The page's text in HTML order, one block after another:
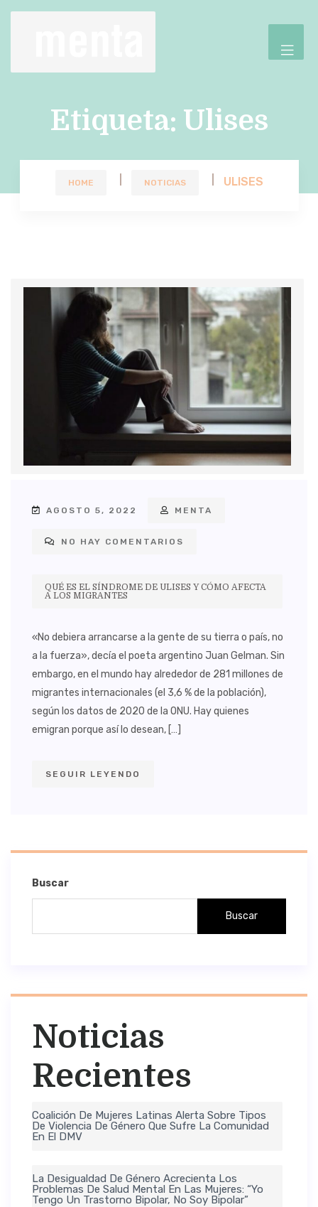
Etiqueta: Ulises
HOME NOTICIAS ULISES
AGOSTO 5, 2022 MENTA
NO HAY COMENTARIOS
QUÉ ES EL SÍNDROME DE ULISES Y CÓMO AFECTA
A LOS MIGRANTES
«No debiera arrancarse a la gente de su tierra o país, no
a la fuerza», decía el poeta argentino Juan Gelman. Sin
embargo, en el mundo hay alrededor de 281 millones de
migrantes internacionales (el 3,6 % de la población),
según los datos de 2020 de la ONU. Hay quienes
emigran porque así lo desean, […]
SEGUIR LEYENDO
Buscar
Buscar
Noticias
Recientes
Coalición De Mujeres Latinas Alerta Sobre Tipos
De Violencia De Género Que Sufre La Comunidad
En El DMV
La Desigualdad De Género Acrecienta Los
Problemas De Salud Mental En Las Mujeres: “Yo
Tengo Un Trastorno Bipolar, No Soy Bipolar”